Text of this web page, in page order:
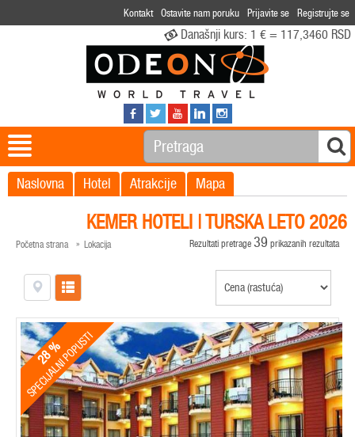
Kontakt Ostavite nam poruku Prijavite se Registrujte se
Današnji kurs: 1 € = 117,3460 RSD
Naslovna Hotel Atrakcije Mapa
KEMER HOTELI | TURSKA LETO 2026
Početna strana Lokacija Rezultati pretrage 39 prikazanih rezultata
28 %
SPECIJALNI POPUSTI